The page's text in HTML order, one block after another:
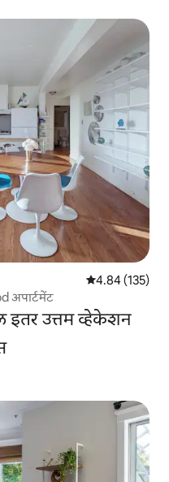
5 पैकी 4.84
4.84 (135)
अपार्टमेंट
इतर उत्तम व्हेकेशन